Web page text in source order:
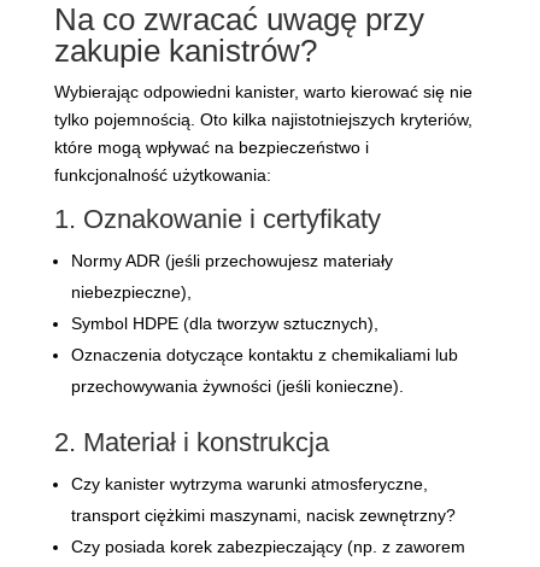
Na co zwracać uwagę przy
zakupie kanistrów?
Wybierając odpowiedni kanister, warto kierować się nie
tylko pojemnością. Oto kilka najistotniejszych kryteriów,
które mogą wpływać na bezpieczeństwo i
funkcjonalność użytkowania:
1. Oznakowanie i certyfikaty
Normy ADR (jeśli przechowujesz materiały
niebezpieczne),
Symbol HDPE (dla tworzyw sztucznych),
Oznaczenia dotyczące kontaktu z chemikaliami lub
przechowywania żywności (jeśli konieczne).
2. Materiał i konstrukcja
Czy kanister wytrzyma warunki atmosferyczne,
transport ciężkimi maszynami, nacisk zewnętrzny?
Czy posiada korek zabezpieczający (np. z zaworem